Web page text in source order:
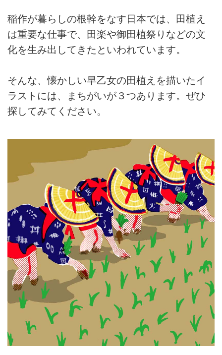
稲作が暮らしの根幹をなす日本では、田植え
は重要な仕事で、田楽や御田植祭りなどの文
化を生み出してきたといわれています。
そんな、懐かしい早乙女の田植えを描いたイ
ラストには、まちがいが３つあります。ぜひ
探してみてください。